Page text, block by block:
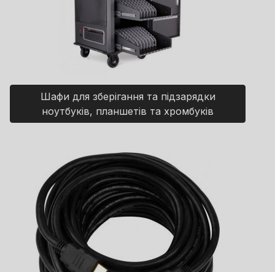
Шафи для зберігання та підзарядки
ноутбуків, планшетів та хромбуків